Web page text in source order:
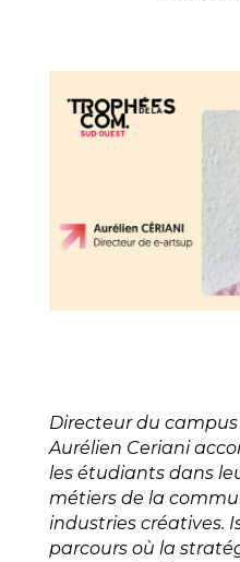
Directeur du campus
Aurélien Ceriani
les étudiants dans
métiers de la
industries créatives.
parcours où la